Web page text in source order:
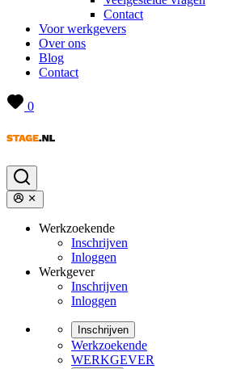
Contact
Voor werkgevers
Over ons
Blog
Contact
0
Werkzoekende
Inschrijven
Inloggen
Werkgever
Inschrijven
Inloggen
Inschrijven
Werkzoekende
WERKGEVER